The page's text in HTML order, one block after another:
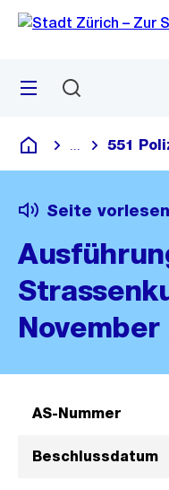
Navigation
Sprunglink
Menü
Deutsch
Blende alle
551
Seite vorlesen
November
AS-Nummer
Beschlussdatum